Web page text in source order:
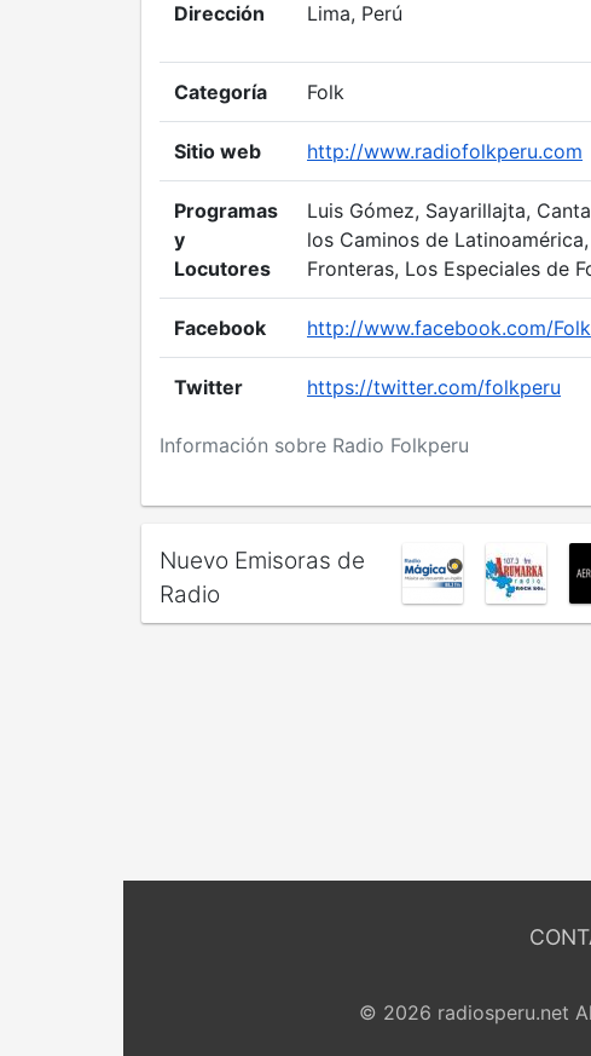
Información sobre Radio Folkperu
Dirección Lima, Perú
Categoría Folk
Sitio web http://www.radiofolkperu.com
Programas
y
Locutores
Luis Gómez, Sayarillajta,
los Caminos de
Fronteras, Los Especiales de
Facebook http://www.facebook.com/
Twitter https://twitter.com/folkperu
Nuevo Emisoras de
Radio
© 2026 radiosperu.net